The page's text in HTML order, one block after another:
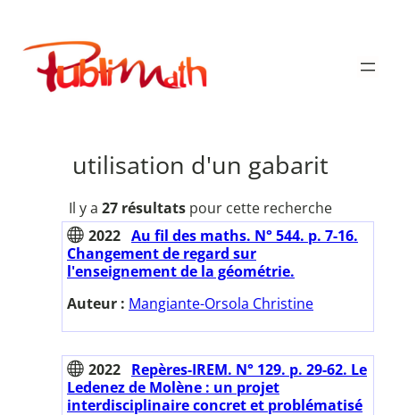
contenu
Publimath
utilisation d'un gabarit
Il y a 27 résultatspour cette recherche
2022 Au fil des maths. N° 544. p. 7-16.
Changement de regard sur
l'enseignement de la géométrie.
Auteur : Mangiante-Orsola Christine
2022 Repères-IREM. N° 129. p. 29-62. Le
Ledenez de Molène : un projet
interdisciplinaire concret et problématisé